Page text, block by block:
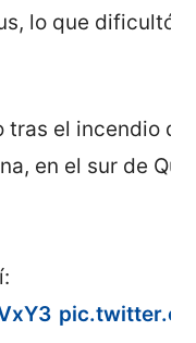
lo que dificultó
tras el incendio
en el sur de